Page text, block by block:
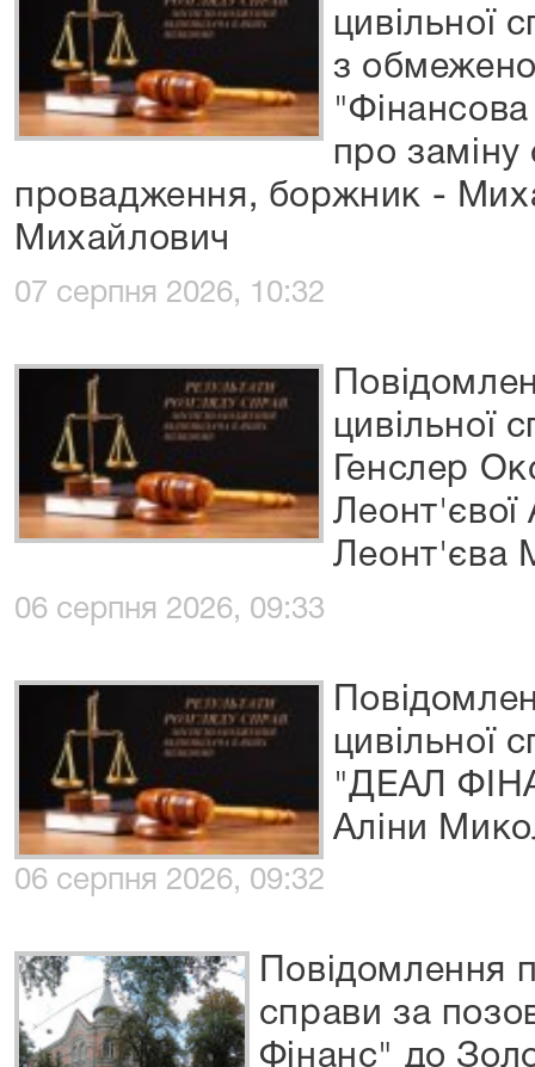
цивільної
з
про заміну
провадження, боржник -
Михайлович
07 серпня 2026, 10:32
цивільної
Генслер
Леонт'євої
Леонт'єва
06 серпня 2026, 09:33
цивільної
"ДЕАЛ
Аліни
06 серпня 2026, 09:32
Повідомлення
справи за
Фінанс" до